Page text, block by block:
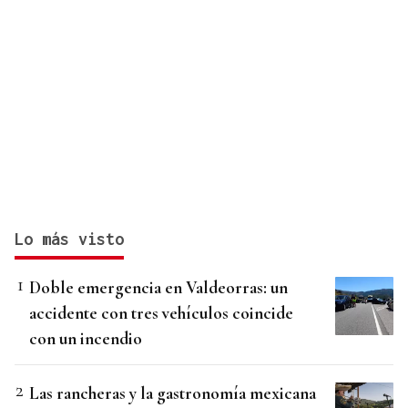
Lo más visto
Doble emergencia en Valdeorras: un
accidente con tres vehículos coincide
con un incendio
Las rancheras y la gastronomía mexicana